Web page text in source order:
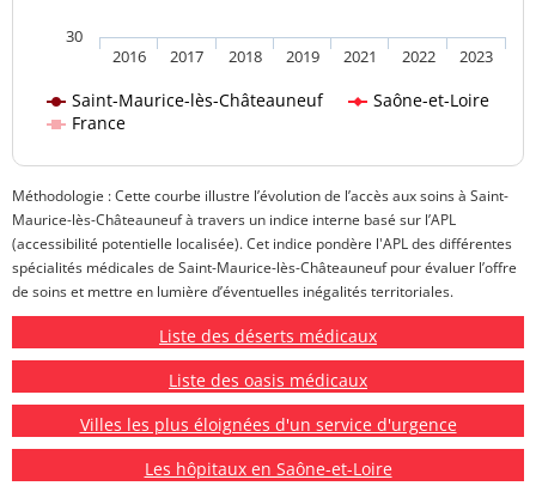
Saint-Maurice-lès-Châteauneuf
Saône-et-Loire
France
2016 2017 2018 2019 2021 2022 2023
30
Méthodologie : Cette courbe illustre l’évolution de l’accès aux soins à Saint-
Maurice-lès-Châteauneuf à travers un indice interne basé sur l’APL
(accessibilité potentielle localisée). Cet indice pondère l'APL des différentes
spécialités médicales de Saint-Maurice-lès-Châteauneuf pour évaluer l’offre
de soins et mettre en lumière d’éventuelles inégalités territoriales.
Liste des déserts médicaux
Liste des oasis médicaux
Villes les plus éloignées d'un service d'urgence
Les hôpitaux en Saône-et-Loire